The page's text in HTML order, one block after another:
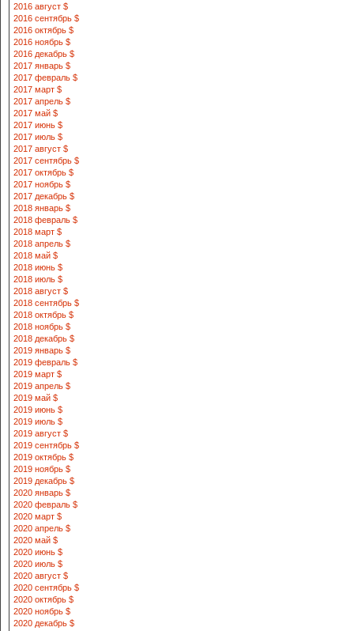
2016 август $
2016 сентябрь $
2016 октябрь $
2016 ноябрь $
2016 декабрь $
2017 январь $
2017 февраль $
2017 март $
2017 апрель $
2017 май $
2017 июнь $
2017 июль $
2017 август $
2017 сентябрь $
2017 октябрь $
2017 ноябрь $
2017 декабрь $
2018 январь $
2018 февраль $
2018 март $
2018 апрель $
2018 май $
2018 июнь $
2018 июль $
2018 август $
2018 сентябрь $
2018 октябрь $
2018 ноябрь $
2018 декабрь $
2019 январь $
2019 февраль $
2019 март $
2019 апрель $
2019 май $
2019 июнь $
2019 июль $
2019 август $
2019 сентябрь $
2019 октябрь $
2019 ноябрь $
2019 декабрь $
2020 январь $
2020 февраль $
2020 март $
2020 апрель $
2020 май $
2020 июнь $
2020 июль $
2020 август $
2020 сентябрь $
2020 октябрь $
2020 ноябрь $
2020 декабрь $